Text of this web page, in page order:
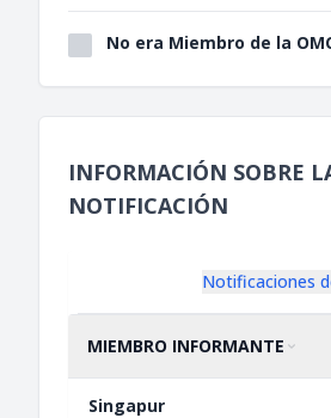
No era Miembro de la
INFORMACIÓN SOBRE
NOTIFICACIÓN
Notificaciones
ORDENAR POR
MIEMBRO INFORMANTE
ASCENDENTE
Singapur